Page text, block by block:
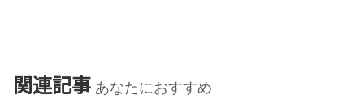
関連記事 あなたにおすすめ